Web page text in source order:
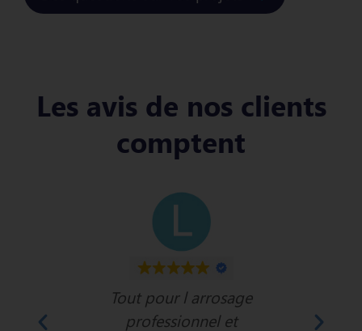
Les avis de nos clients
comptent
ce
Tout pour l arrosage
professionnel et